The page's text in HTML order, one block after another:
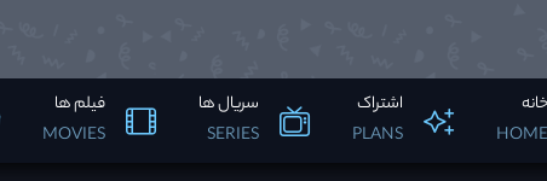
خانه
HOME
اشتراک
PLANS
سریال ها
SERIES
فیلم ها
MOVIES